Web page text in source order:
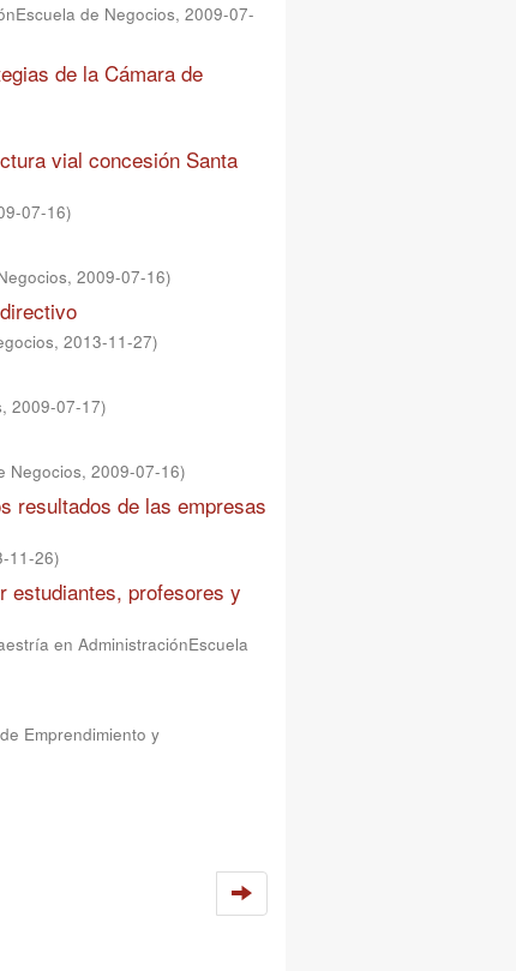
de Negocios, 2009-07-
de la Cámara de
vial concesión Santa
07-16)
, 2009-07-16)
, 2013-11-27)
, 2009-07-17)
Negocios, 2009-07-16)
resultados de las empresas
11-26)
estudiantes, profesores y
en AdministraciónEscuela
Emprendimiento y